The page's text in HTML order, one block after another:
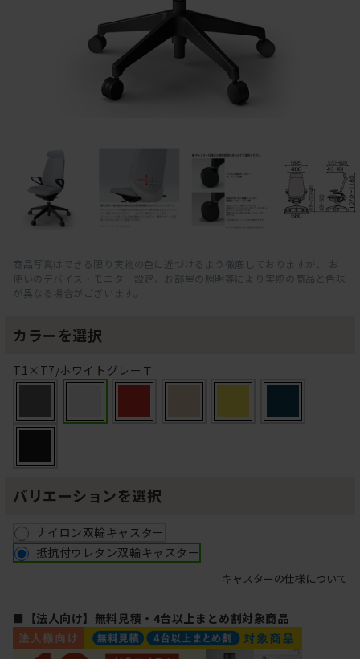
商品写真はできる限り実物の色に近づけるよう徹底しておりますが、 お
使いのデバイス・モニター設定、お部屋の照明等により実際の商品と色味
が異なる場合がございます。
カラーを選択
T1×T7/ホワイトグレーＴ
バリエーションを選択
ナイロン双輪キャスター
抵抗付ウレタン双輪キャスター
キャスターの仕様について
■【法人向け】無料見積・4台以上まとめ割対象商品